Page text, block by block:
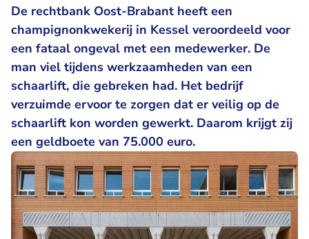
De rechtbank Oost-Brabant heeft een
champignonkwekerij in Kessel veroordeeld voor
een fataal ongeval met een medewerker. De
man viel tijdens werkzaamheden van een
schaarlift, die gebreken had. Het bedrijf
verzuimde ervoor te zorgen dat er veilig op de
schaarlift kon worden gewerkt. Daarom krijgt zij
een geldboete van 75.000 euro.